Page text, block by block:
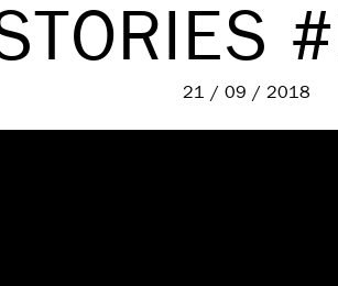
21 / 09 / 2018